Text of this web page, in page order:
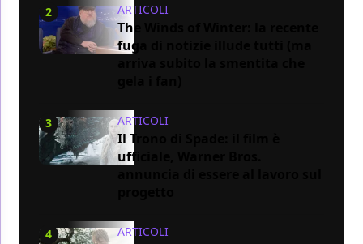
2 ARTICOLI
The Winds of Winter: la recente
fuga di notizie illude tutti (ma
3 ARTICOLI
Il Trono di Spade: il film è
ufficiale, Warner Bros.
4 ARTICOLI